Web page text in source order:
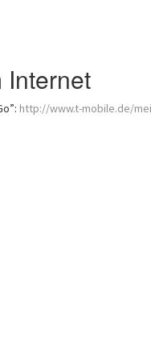
Internet
http://www.t-mobile.de/